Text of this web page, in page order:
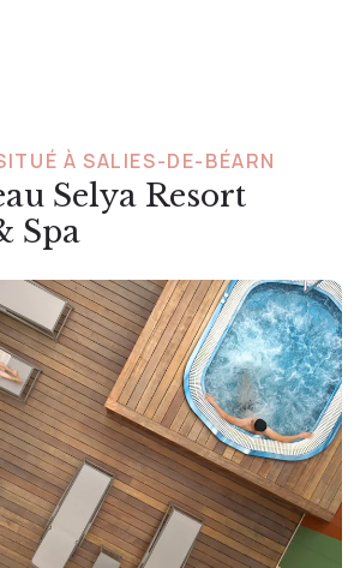
À SALIES-DE-BÉARN
Selya Resort
Spa